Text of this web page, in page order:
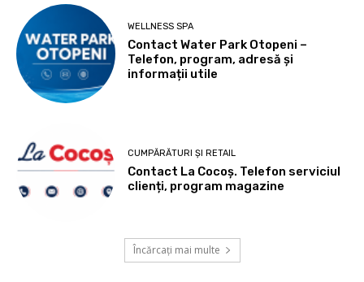
WELLNESS SPA
Contact Water Park Otopeni –
Telefon, program, adresă și
informații utile
CUMPĂRĂTURI ȘI RETAIL
Contact La Cocoș. Telefon serviciul
clienți, program magazine
Încărcați mai multe